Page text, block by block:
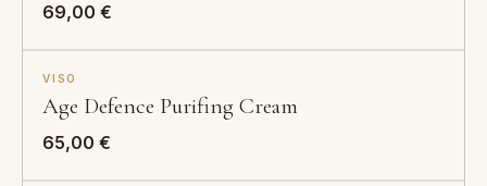
69,00 €
VISO
Age Defence Purifing Cream
65,00 €